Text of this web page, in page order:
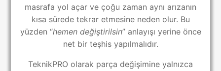
masrafa yol açar ve çoğu zaman aynı arızanın
kısa sürede tekrar etmesine neden olur. Bu
yüzden “hemen değiştirilsin” anlayışı yerine önce
net bir teşhis yapılmalıdır.
TeknikPRO olarak parça değişimine yalnızca